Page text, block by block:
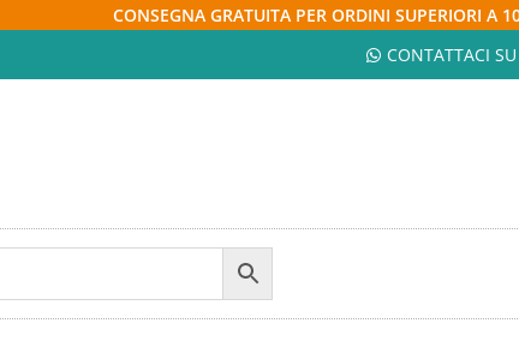
CONSEGNA GRATUITA PER ORDINI SUPERIORI A
CONTATTACI